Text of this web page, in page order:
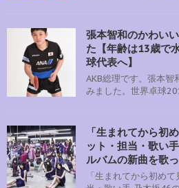
張本智和のかわい
た【年齢は13歳で
球代表へ】
AKB総理です。張本智
みました。世界卓球
「生まれてから初
ット・担当・歌い
ルバムの新曲を歌
「生まれてから初め